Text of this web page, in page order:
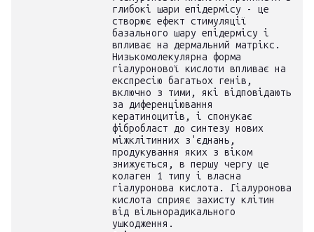
глибокі шари епідермісу - це
створює ефект стимуляції
базального шару епідермісу і
впливає на дермальний матрікс.
Низькомолекулярна форма
гіалуронової кислоти впливає на
експресію багатьох генів,
включно з тими, які відповідають
за диференціювання
кератиноцитів, і спонукає
фібробласт до синтезу нових
міжклітинних з'єднань,
продукування яких з віком
знижується, в першу чергу це
колаген 1 типу і власна
гіалуронова кислота. Гіалуронова
кислота сприяє захисту клітин
від вільнорадикального
ушкодження.